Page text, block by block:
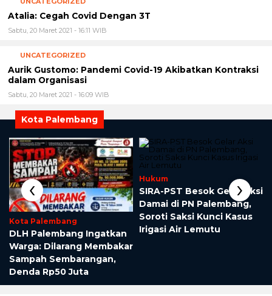
Atalia: Cegah Covid Dengan 3T
Sabtu, 20 Maret 2021 - 16:11 WIB
UNCATEGORIZED
Aurik Gustomo: Pandemi Covid-19 Akibatkan Kontraksi
dalam Organisasi
Sabtu, 20 Maret 2021 - 16:09 WIB
Kota Palembang
Kota Palembang
DLH Palembang Ingatkan
Warga: Dilarang Membakar
Sampah Sembarangan,
Denda Rp50 Juta
Hukum
SIRA-PST Besok Gelar Aksi
Damai di PN Palembang,
Soroti Saksi Kunci Kasus
Irigasi Air Lemutu
‹ ›